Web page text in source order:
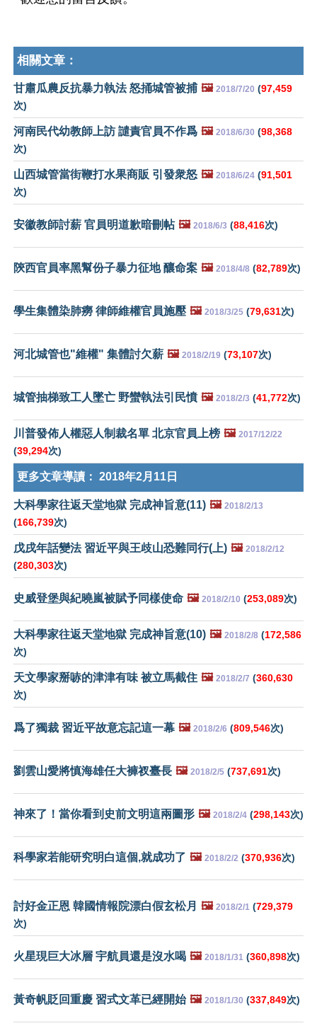
相關文章：
甘肅瓜農反抗暴力執法 怒捅城管被捕 🖼️ 2018/7/20 (97,459
次)
河南民代幼教師上訪 譴責官員不作爲 🖼️ 2018/6/30 (98,368
次)
山西城管當街鞭打水果商販 引發衆怒 🖼️ 2018/6/24 (91,501
次)
安徽教師討薪 官員明道歉暗刪帖 🖼️ 2018/6/3 (88,416次)
陝西官員率黑幫份子暴力征地 釀命案 🖼️ 2018/4/8 (82,789次)
學生集體染肺癆 律師維權官員施壓 🖼️ 2018/3/25 (79,631次)
河北城管也"維權" 集體討欠薪 🖼️ 2018/2/19 (73,107次)
城管抽梯致工人墜亡 野蠻執法引民憤 🖼️ 2018/2/3 (41,772次)
川普發佈人權惡人制裁名單 北京官員上榜 🖼️ 2017/12/22
(39,294次)
更多文章導讀： 2018年2月11日
大科學家往返天堂地獄 完成神旨意(11) 🖼️ 2018/2/13
(166,739次)
戊戌年話變法 習近平與王歧山恐難同行(上) 🖼️ 2018/2/12
(280,303次)
史威登堡與紀曉嵐被賦予同樣使命 🖼️ 2018/2/10 (253,089次)
大科學家往返天堂地獄 完成神旨意(10) 🖼️ 2018/2/8 (172,586
次)
天文學家掰哧的津津有味 被立馬截住 🖼️ 2018/2/7 (360,630
次)
爲了獨裁 習近平故意忘記這一幕 🖼️ 2018/2/6 (809,546次)
劉雲山愛將慎海雄任大褲衩臺長 🖼️ 2018/2/5 (737,691次)
神來了！當你看到史前文明這兩圖形 🖼️ 2018/2/4 (298,143次)
科學家若能研究明白這個,就成功了 🖼️ 2018/2/2 (370,936次)
討好金正恩 韓國情報院漂白假玄松月 🖼️ 2018/2/1 (729,379
次)
火星現巨大冰層 宇航員還是沒水喝 🖼️ 2018/1/31 (360,898次)
黃奇帆貶回重慶 習式文革已經開始 🖼️ 2018/1/30 (337,849次)